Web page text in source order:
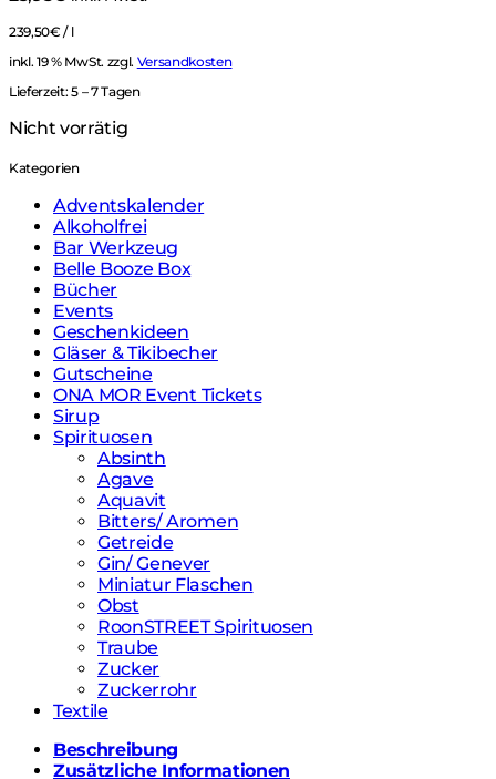
239,50€ / l
inkl. 19 % MwSt. zzgl. Versandkosten
Lieferzeit:5 – 7 Tagen
Nicht vorrätig
Kategorien
Adventskalender
Alkoholfrei
Bar Werkzeug
Belle Booze Box
Bücher
Events
Geschenkideen
Gläser & Tikibecher
Gutscheine
ONA MOR Event Tickets
Sirup
Spirituosen
Absinth
Agave
Aquavit
Bitters/ Aromen
Getreide
Gin/ Genever
Miniatur Flaschen
Obst
RoonSTREET Spirituosen
Traube
Zucker
Zuckerrohr
Textile
Beschreibung
Zusätzliche Informationen